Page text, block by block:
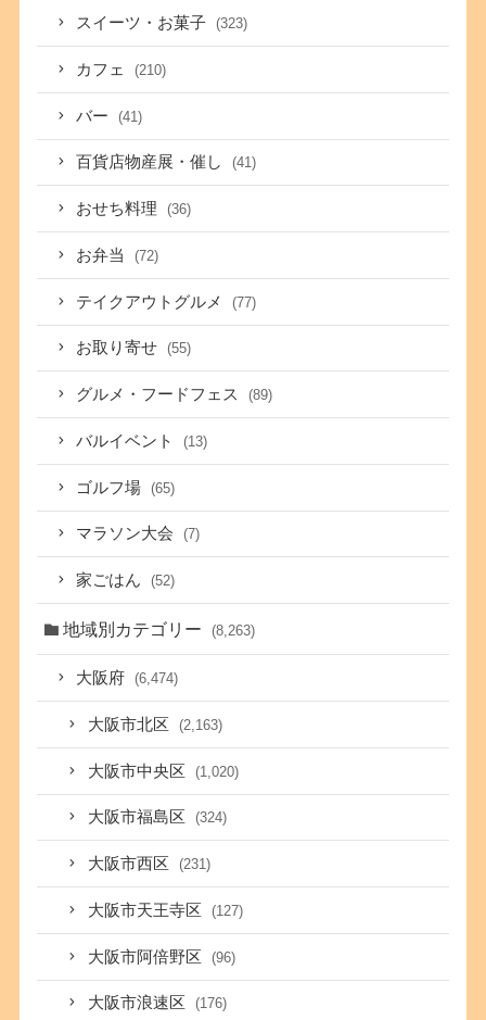
スイーツ・お菓子 (323)
カフェ (210)
バー (41)
百貨店物産展・催し (41)
おせち料理 (36)
お弁当 (72)
テイクアウトグルメ (77)
お取り寄せ (55)
グルメ・フードフェス (89)
バルイベント (13)
ゴルフ場 (65)
マラソン大会 (7)
家ごはん (52)
地域別カテゴリー (8,263)
大阪府 (6,474)
大阪市北区 (2,163)
大阪市中央区 (1,020)
大阪市福島区 (324)
大阪市西区 (231)
大阪市天王寺区 (127)
大阪市阿倍野区 (96)
大阪市浪速区 (176)